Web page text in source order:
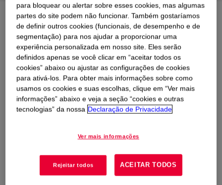
Explorar Filmes, Fitas e Release Liners
para bloquear ou alertar sobre esses cookies, mas algumas
partes do site podem não funcionar. Também gostaríamos
de definir outros cookies (funcionais, de desempenho e de
segmentação) para nos ajudar a proporcionar uma
experiência personalizada em nosso site. Eles serão
definidos apenas se você clicar em “aceitar todos os
cookies” abaixo ou ajustar as configurações de cookies
para ativá-los. Para obter mais informações sobre como
usamos os cookies e suas escolhas, clique em “Ver mais
informações” abaixo e veja a seção “cookies e outras
tecnologias” da nossa Declaração de Privacidade
Ver mais informações
Rejeitar todos ACEITAR TODOS